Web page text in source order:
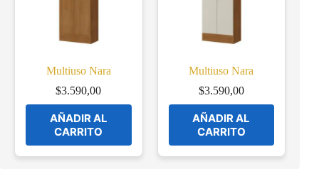
Multiuso Nara
$3.590,00
AÑADIR AL
CARRITO
Multiuso Nara
$3.590,00
AÑADIR AL
CARRITO